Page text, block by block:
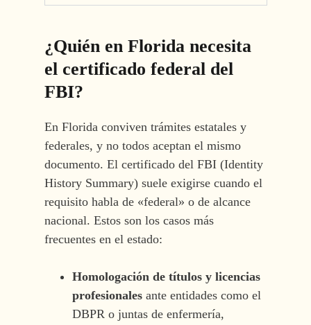
¿Quién en Florida necesita
el certificado federal del
FBI?
En Florida conviven trámites estatales y
federales, y no todos aceptan el mismo
documento. El certificado del FBI (Identity
History Summary) suele exigirse cuando el
requisito habla de «federal» o de alcance
nacional. Estos son los casos más
frecuentes en el estado:
Homologación de títulos y licencias
profesionalesante entidades como el
DBPR o juntas de enfermería,